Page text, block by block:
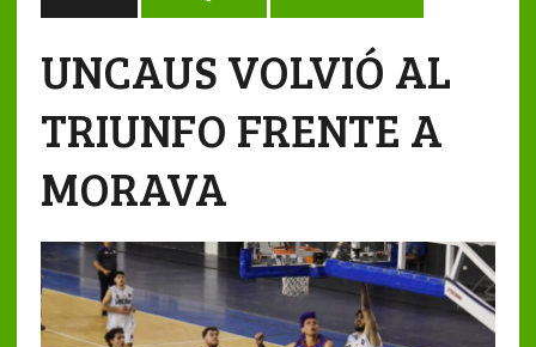
UNCAUS VOLVIÓ AL
TRIUNFO FRENTE A
MORAVA